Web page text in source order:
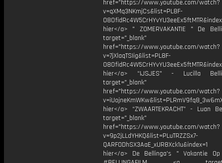
href="https://www.youtube.com/watch?
v=qXMq3NKmjCs&list=PL8F-
hier</a> " ZOMERVAKANTIE " De
target="_blank"
href="https://www.youtube.com/watch?
v=7jXlaqTSIig&list=PL8F-
hier</a> “IJSJES" - Lucilla
target="_blank"
href="https://www.youtube.com/watch?
hier</a> “ZWAARTEKRACHT” - Luan
target="_blank"
href="https://www.youtube.com/watch?
v=9p2jLLdYHKQ&list=PLuTRZZSx7-
hier</a> De Bellinga's " Vakantie